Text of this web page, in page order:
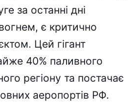
за останні дні
є критично
Цей гігант
40% паливного
регіону та постачає
аеропортів РФ.